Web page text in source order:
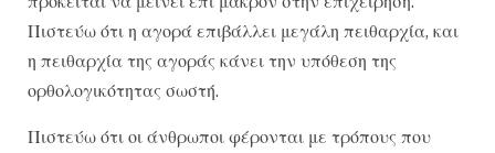
Πιστεύω ότι η αγορά επιβάλλει μεγάλη πειθαρχία, και
η πειθαρχία της αγοράς κάνει την υπόθεση της
ορθολογικότητας σωστή.
Πιστεύω ότι οι άνθρωποι φέρονται με τρόπους που